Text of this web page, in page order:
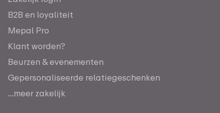
B2B en loyaliteit
Mepal Pro
Klant worden?
Beurzen & evenementen
Gepersonaliseerde relatiegeschenken
...meer zakelijk